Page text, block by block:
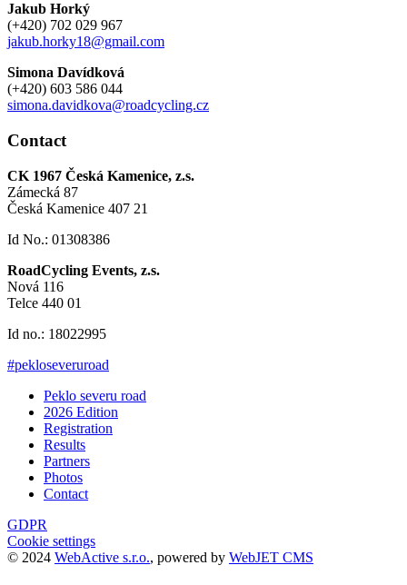
Jakub Horký
(+420) 702 029 967
jakub.horky18@gmail.com
Simona Davídková
(+420) 603 586 044
simona.davidkova@roadcycling.cz
Contact
CK 1967 Česká Kamenice, z.s.
Zámecká 87
Česká Kamenice 407 21
Id No.: 01308386
RoadCycling Events, z.s.
Nová 116
Telce 440 01
Id no.: 18022995
#pekloseveruroad
Peklo severu road
2026 Edition
Registration
Results
Partners
Photos
Contact
GDPR
Cookie settings
© 2024 WebActive s.r.o., powered by WebJET CMS